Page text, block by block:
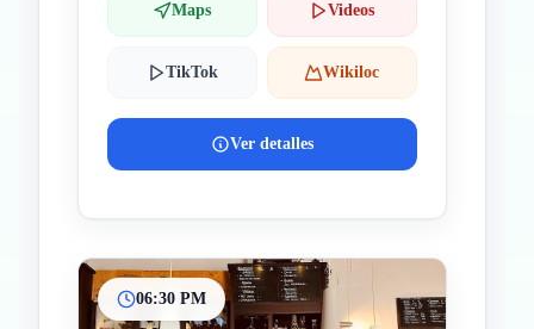
Maps Videos
TikTok Wikiloc
Ver detalles
06:30 PM